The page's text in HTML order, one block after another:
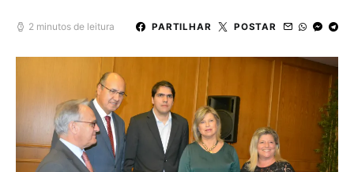
2 minutos de leitura PARTILHAR POSTAR